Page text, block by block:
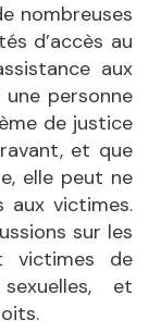
nombreuses
d’accès au
aux
personne
de justice
et que
elle peut ne
aux victimes.
sur les
victimes de
et